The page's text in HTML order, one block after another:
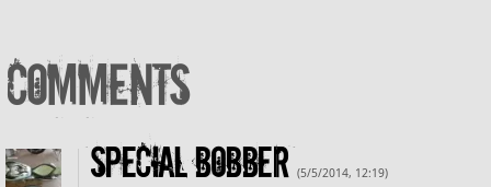
Comments
SPECIAL BOBBER (5/5/2014, 12:19)